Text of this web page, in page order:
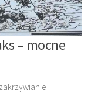
– mocne